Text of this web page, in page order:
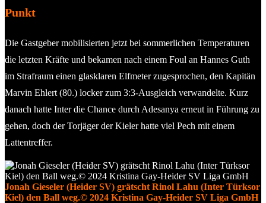
Punkt
Die Gastgeber mobilisierten jetzt bei sommerlichen Temperaturen
die letzten Kräfte und bekamen nach einem Foul an Hannes Guth
im Strafraum einen glasklaren Elfmeter zugesprochen, den Kapitän
Marvin Ehlert (80.) locker zum 3:3-Ausgleich verwandelte. Kurz
danach hatte Inter die Chance durch Adesanya erneut in Führung zu
gehen, doch der Torjäger der Kieler hatte viel Pech mit einem
Lattentreffer.
Jonah Gieseler (Heider SV) grätscht Rinol Lahu (Inter Türksor
Kiel) den Ball weg.© 2024 Kristina Gay-Heider SV Liga GmbH